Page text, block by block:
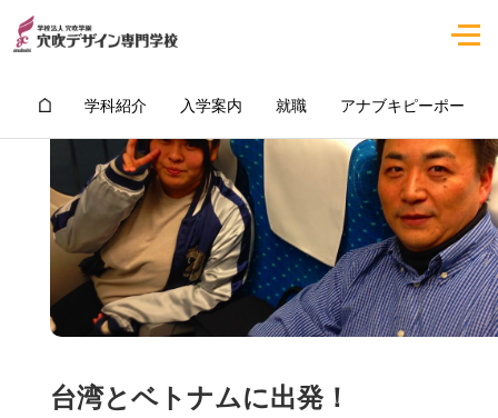
学科紹介 入学案内 就職 アナブキピーポー
台湾とベトナムに出発！